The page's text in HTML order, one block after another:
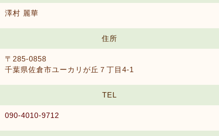
澤村 麗華
住所
〒285-0858
千葉県佐倉市ユーカリが丘７丁目4-1
TEL
090-4010-9712